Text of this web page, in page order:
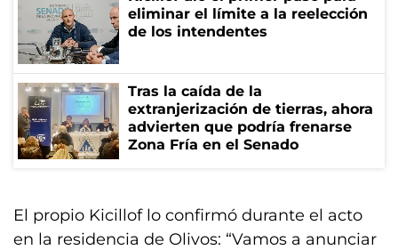
eliminar el límite a la reelección
de los intendentes
Tras la caída de la
extranjerización de tierras, ahora
advierten que podría frenarse
Zona Fría en el Senado
El propio Kicillof lo confirmó durante el acto
en la residencia de Olivos: “Vamos a anunciar